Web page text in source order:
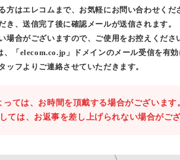
方はエレコムまで、お気軽にお問い合わせくだ
き、送信完了後に確認メールが送信されます。
合がございますので、ご使用をお控えくださ
「elecom.co.jp」ドメインのメール受信を有効
ッフよりご連絡させていただきます。
ては、お時間を頂戴する場合がございます
ては、お返事を差し上げられない場合がござ